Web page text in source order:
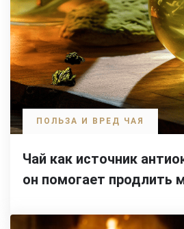
ПОЛЬЗА И ВРЕД ЧАЯ
Чай как источник
он помогает продлить